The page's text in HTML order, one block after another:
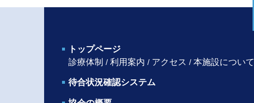
トップページ
診療体制
利用案内 アクセス 本施設について
待合状況確認システム